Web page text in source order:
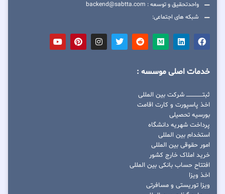
واحدتحقیق و توسعه : backend@sabtta.com
شبکه های اجتماعی:
خدمات اصلی موسسه :
ثبتــــــــــــــــ شرکت بین المللی
اخذ پاسپورت و کارت اقامت
بورسیه تحصیلی
پرداخت شهریه دانشگاه
استخدام بین المللی
امور حقوقی بین المللی
خرید املاک خارج کشور
افتتاح حساب بانکی بین المللی
اخذ ویزا
ویزا توریستی و مسافرتی